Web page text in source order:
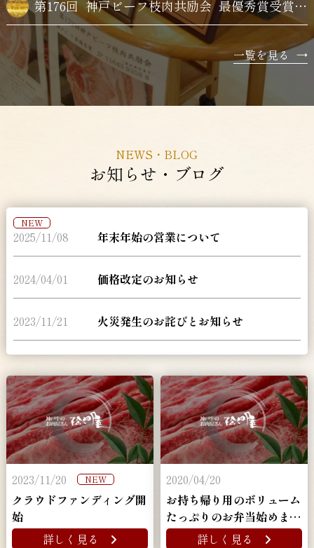
第176回 神戸ビーフ枝肉共励会 最優秀賞受賞牛購買
一覧を見る →
NEWS・BLOG
お知らせ・ブログ
2025/11/08
NEW
年末年始の営業について
2024/04/01 価格改定のお知らせ
2023/11/21 火災発生のお詫びとお知らせ
2023/11/20 NEW
クラウドファンディング開
始
詳しく見る
2020/04/20
お持ち帰り用のボリューム
たっぷりのお弁当始めまし
た！ 詳しく見る